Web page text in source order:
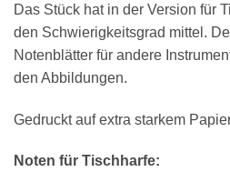
Das Stück hat in der Version für
den Schwierigkeitsgrad mittel.
Notenblätter für andere
den Abbildungen.
Gedruckt auf extra starkem
Noten für Tischharfe: